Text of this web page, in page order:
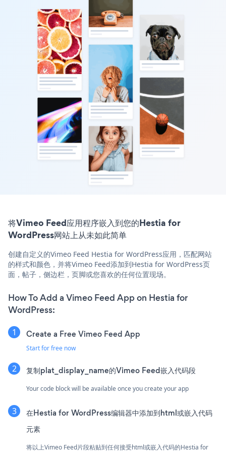
将Vimeo Feed应用程序嵌入到您的Hestia for
WordPress网站上从未如此简单
创建自定义的Vimeo Feed Hestia for WordPress应用，匹配网站
的样式和颜色，并将Vimeo Feed添加到Hestia for WordPress页
面，帖子，侧边栏，页脚或您喜欢的任何位置现场。
How To Add a Vimeo Feed App on Hestia for
WordPress:
Create a Free Vimeo Feed App
Start for free now
复制plat_display_name的Vimeo Feed嵌入代码段
Your code block will be available once you create your app
在Hestia for WordPress编辑器中添加到html或嵌入代码
元素
将以上Vimeo Feed片段粘贴到任何接受html或嵌入代码的Hestia for